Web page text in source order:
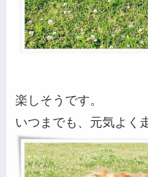
楽しそうです。
いつまでも、元気よく